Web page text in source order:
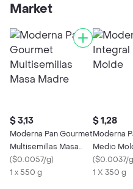
Market
$ 3,13
Moderna Pan Gourmet
Multisemillas Masa
Madre
($0.0057/g)
1 x 550 g
$ 1,28
Moderna
Medio
($0.0037/g
1 X 350 g